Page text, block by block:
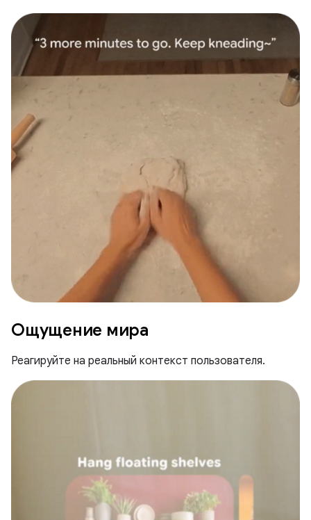
Ощущение мира
Реагируйте на реальный контекст пользователя.